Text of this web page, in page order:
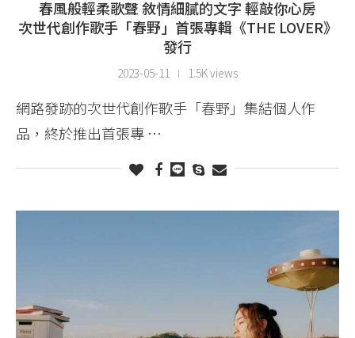
春風般輕柔歌聲 敘情細膩的文字 輕敲你心房
次世代創作歌手「春野」首張專輯《THE LOVER》
發行
2023-05-11 1.5K views
網路發跡的次世代創作歌手「春野」集結個人作
品，終於推出首張專 …